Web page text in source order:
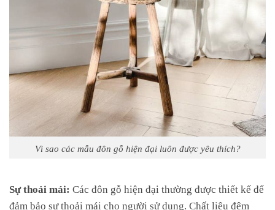
Vì sao các mẫu đôn gỗ hiện đại luôn được yêu thích?
Sự thoải mái: Các đôn gỗ hiện đại thường được thiết kế để
đảm bảo sự thoải mái cho người sử dụng. Chất liệu đệm